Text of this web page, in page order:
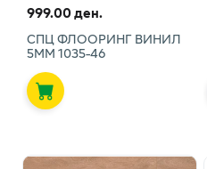
999.00 ден.
СПЦ ФЛООРИНГ ВИНИЛ
5ММ 1035-46